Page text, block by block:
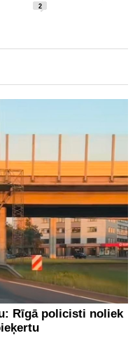
2
Rīgā policisti noliek